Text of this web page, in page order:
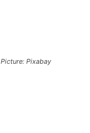
Picture: Pixabay